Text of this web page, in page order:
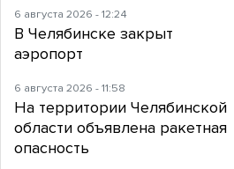
6 августа 2026 - 12:24
В Челябинске закрыт
аэропорт
6 августа 2026 - 11:58
На территории Челябинской
области объявлена ракетная
опасность